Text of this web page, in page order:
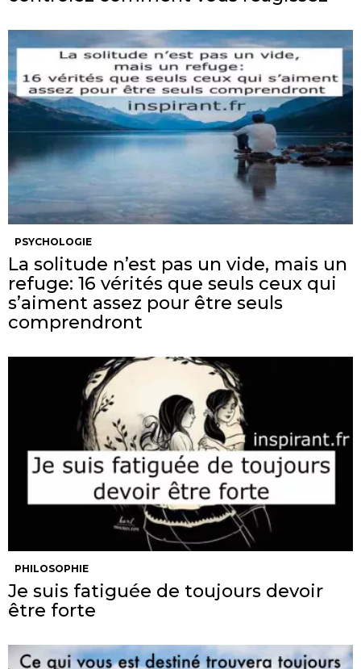
PSYCHOLOGIE
La solitude n’est pas un vide, mais un
refuge: 16 vérités que seuls ceux qui
s’aiment assez pour être seuls
comprendront
PHILOSOPHIE
Je suis fatiguée de toujours devoir
être forte